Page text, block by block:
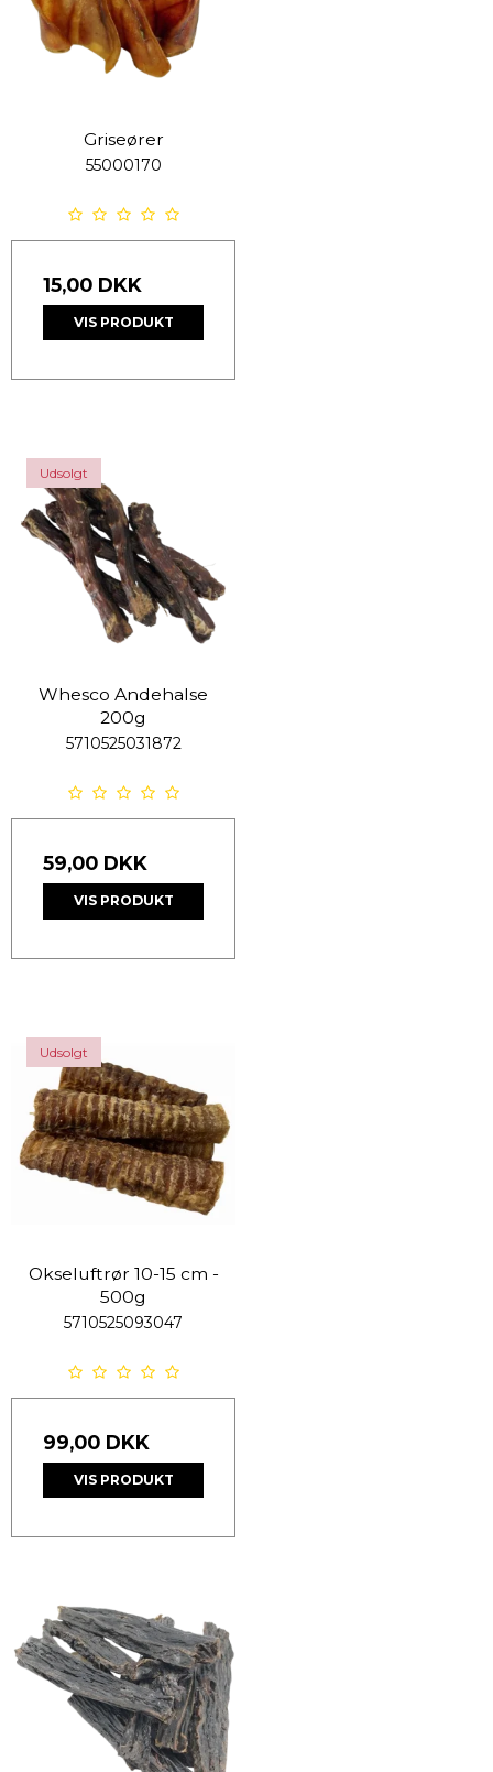
Griseører
55000170
15,00 DKK
VIS PRODUKT
Udsolgt
Whesco Andehalse
200g
5710525031872
59,00 DKK
VIS PRODUKT
Udsolgt
Okseluftrør 10-15 cm -
500g
5710525093047
99,00 DKK
VIS PRODUKT